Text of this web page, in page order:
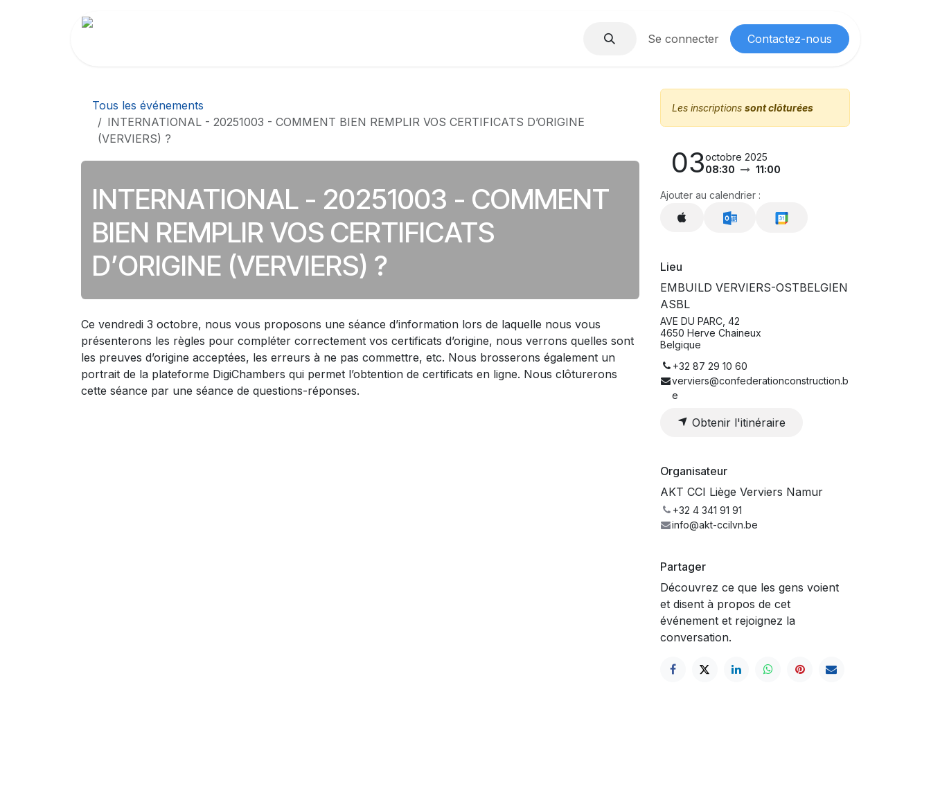
L'Hobbiz Informations Mes informations de Société
Se connecter Contactez-nous
Tous les événements
INTERNATIONAL - 20251003 - COMMENT BIEN REMPLIR VOS CERTIFICATS D’ORIGINE
(VERVIERS) ?
INTERNATIONAL - 20251003 - COMMENT
BIEN REMPLIR VOS CERTIFICATS
D’ORIGINE (VERVIERS) ?
Ce vendredi 3 octobre, nous vous proposons une séance d’information lors de laquelle nous vous
présenterons les règles pour compléter correctement vos certificats d’origine, nous verrons quelles sont
les preuves d’origine acceptées, les erreurs à ne pas commettre, etc. Nous brosserons également un
portrait de la plateforme DigiChambers qui permet l’obtention de certificats en ligne. Nous clôturerons
cette séance par une séance de questions-réponses.
Les inscriptions sont clôturées
03octobre 2025
08:30
11:00
Ajouter au calendrier :
Lieu
EMBUILD VERVIERS-OSTBELGIEN
ASBL
AVE DU PARC, 42
4650 Herve Chaineux
Belgique
+32 87 29 10 60
verviers@confederationconstruction.b
e
Obtenir l'itinéraire
Organisateur
AKT CCI Liège Verviers Namur
+32 4 341 91 91
info@akt-ccilvn.be
Partager
Découvrez ce que les gens voient
et disent à propos de cet
événement et rejoignez la
conversation.